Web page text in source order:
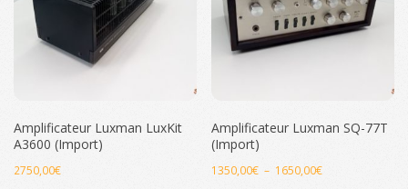
Amplificateur Luxman LuxKit
A3600 (Import)
2750,00€
Amplificateur Luxman SQ-77T
(Import)
1350,00€ – 1650,00€Plage